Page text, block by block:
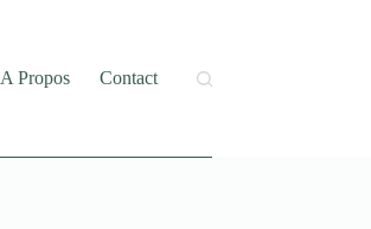
A Propos Contact